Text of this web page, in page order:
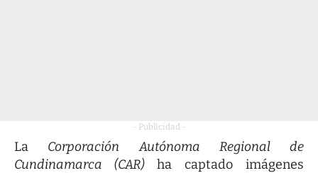
- Publicidad -
La Corporación Autónoma Regional de
Cundinamarca (CAR) ha captado imágenes